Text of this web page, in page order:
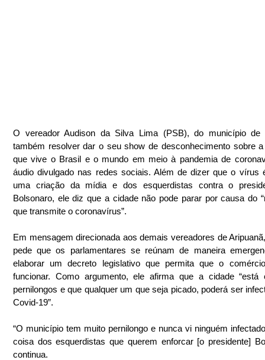
O vereador Audison da Silva Lima (PSB), do município de
também resolver dar o seu show de desconhecimento sobre
que vive o Brasil e o mundo em meio à pandemia de
áudio divulgado nas redes sociais. Além de dizer que o vírus
uma criação da mídia e dos esquerdistas contra o
Bolsonaro, ele diz que a cidade não pode parar por causa do
que transmite o coronavírus”.
Em mensagem direcionada aos demais vereadores de
pede que os parlamentares se reúnam de maneira
elaborar um decreto legislativo que permita que o
funcionar. Como argumento, ele afirma que a cidade “está
pernilongos e que qualquer um que seja picado, poderá ser
Covid-19”.
“O município tem muito pernilongo e nunca vi ninguém
coisa dos esquerdistas que querem enforcar [o presidente]
continua.